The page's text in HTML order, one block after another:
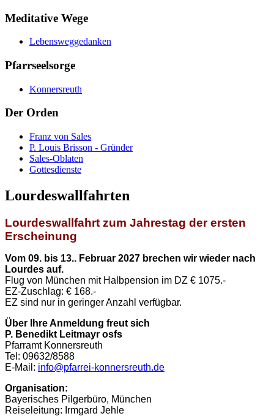
Meditative Wege
Lebensweggedanken
Pfarrseelsorge
Konnersreuth
Der Orden
Franz von Sales
P. Louis Brisson - Gründer
Sales-Oblaten
Gottesdienste
Lourdeswallfahrten
Lourdeswallfahrt zum Jahrestag der ersten
Erscheinung
Vom 09. bis 13.. Februar 2027 brechen wir wieder nach
Lourdes auf.
Flug von München mit Halbpension im DZ € 1075.-
EZ-Zuschlag: € 168.-
EZ sind nur in geringer Anzahl verfügbar.
Über Ihre Anmeldung freut sich
P. Benedikt Leitmayr osfs
Pfarramt Konnersreuth
Tel: 09632/8588
E-Mail: info@pfarrei-konnersreuth.de
Organisation:
Bayerisches Pilgerbüro, München
Reiseleitung: Irmgard Jehle